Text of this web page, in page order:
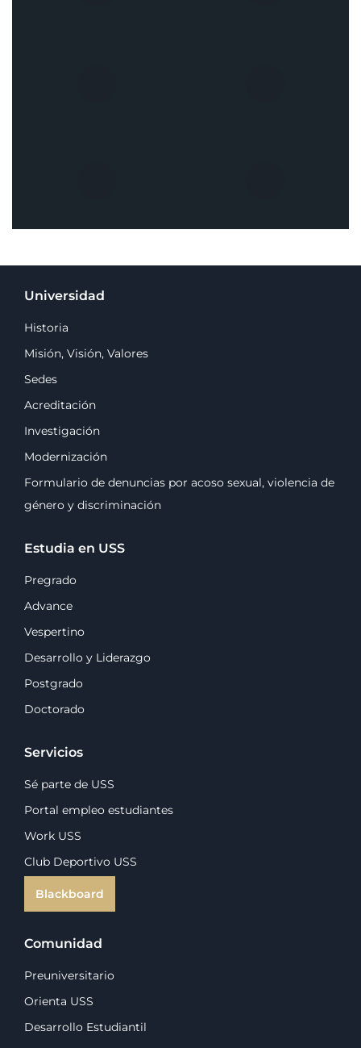
Universidad
Historia
Misión, Visión, Valores
Sedes
Acreditación
Investigación
Modernización
Formulario de denuncias por acoso sexual, violencia de
género y discriminación
Estudia en USS
Pregrado
Advance
Vespertino
Desarrollo y Liderazgo
Postgrado
Doctorado
Servicios
Sé parte de USS
Portal empleo estudiantes
Work USS
Club Deportivo USS
Blackboard
Comunidad
Preuniversitario
Orienta USS
Desarrollo Estudiantil